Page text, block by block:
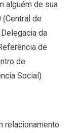
alguém de sua
de
da
de
de
Social).
relacionamento